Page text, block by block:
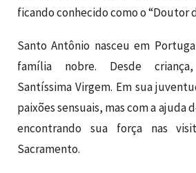
ficando conhecido como o “Doutor
Santo Antônio nasceu em
família nobre. Desde
Santíssima Virgem. Em sua
paixões sensuais, mas com a ajuda
encontrando sua força nas
Sacramento.